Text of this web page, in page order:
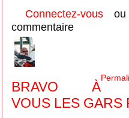
Connectez-vous
commentaire
BRAVO À
VOUS LES GARS